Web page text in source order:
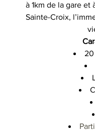
à 1km de la gare
Sainte-Croix,
20